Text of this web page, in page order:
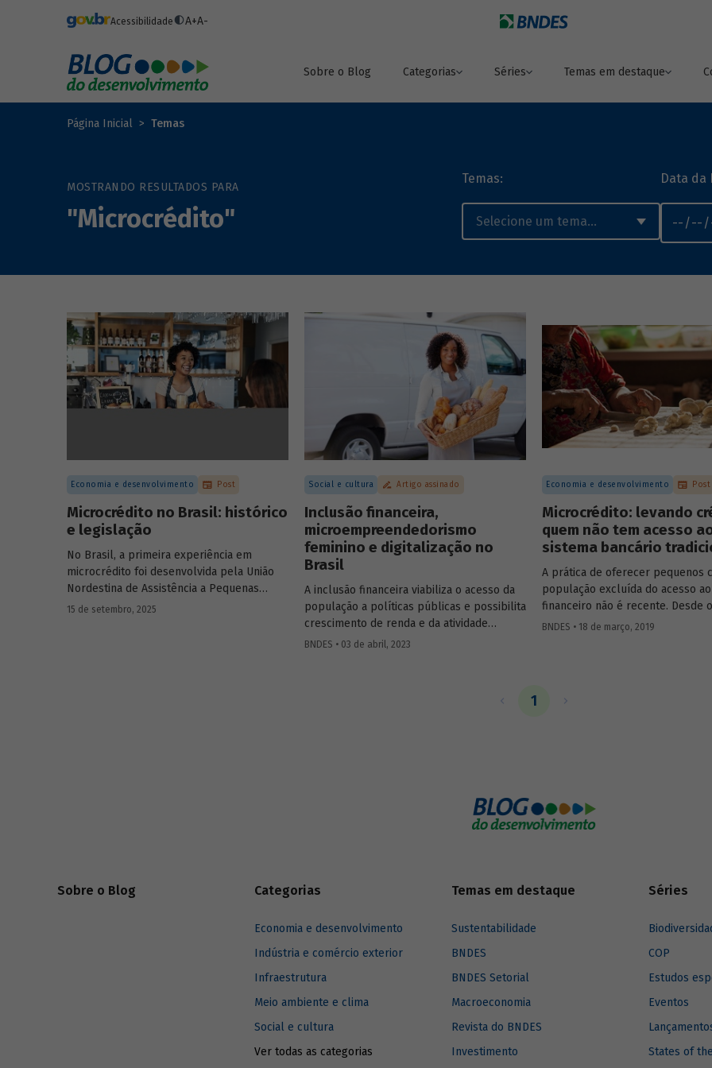
Acessibilidade A+A-
Sobre o Blog Categorias Séries Temas em destaque
Página Inicial Temas
MOSTRANDO RESULTADOS PARA
"Microcrédito"
Temas: Data da
Economia e desenvolvimento Post
Microcrédito no Brasil: histórico
e legislação
No Brasil, a primeira experiência em
microcrédito foi desenvolvida pela União
Nordestina de Assistência a Pequenas
Organizações nas cidades de Recife (PE) e
15 de setembro, 2025
Social e cultura Artigo assinado
Inclusão financeira,
microempreendedorismo
feminino e digitalização no
Brasil
A inclusão financeira viabiliza o acesso da
população a políticas públicas e possibilita
crescimento de renda e da atividade
econômica. No entanto, o acesso a serviços
Tenório, faz um breve diagnóstico desse
BNDES • 03 de abril, 2023
Economia e desenvolvimento Post
Microcrédito: levando
quem não tem acesso
sistema bancário
A prática de oferecer pequenos
população excluída do acesso
financeiro não é recente. Desde
XV, tem-se notícia da existência
irlandeses e as cooperativas de
BNDES • 18 de março, 2019
1
Sobre o Blog Categorias
Economia e desenvolvimento
Indústria e comércio exterior
Infraestrutura
Meio ambiente e clima
Social e cultura
Ver todas as categorias
Temas em destaque
Sustentabilidade
BNDES
BNDES Setorial
Macroeconomia
Revista do BNDES
Investimento
Séries
COP
Estudos
Eventos
States of